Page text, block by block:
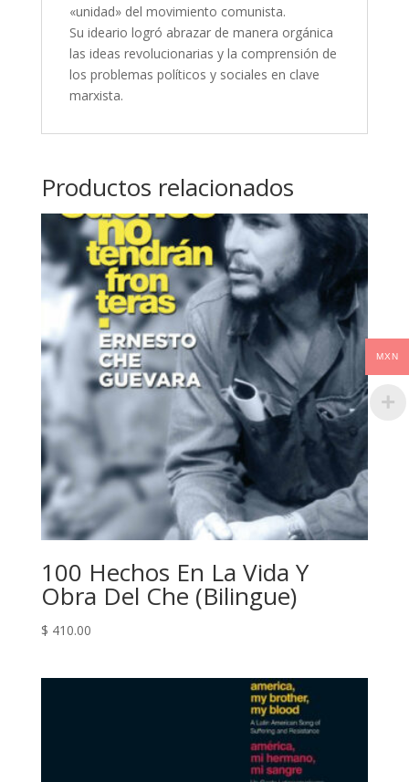
«unidad» del movimiento comunista.
Su ideario logró abrazar de manera orgánica
las ideas revolucionarias y la comprensión de
los problemas políticos y sociales en clave
marxista.
Productos relacionados
100 Hechos En La Vida Y
Obra Del Che (Bilingue)
$ 410.00
MXN